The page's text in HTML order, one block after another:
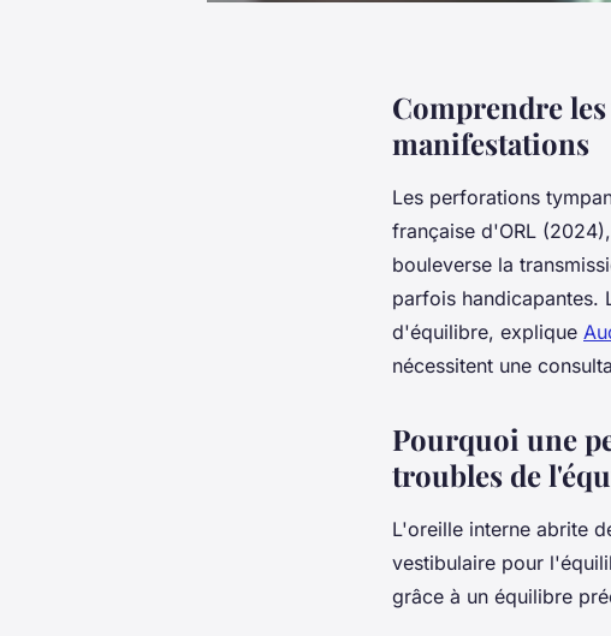
Comprendre
manifestations
Les perforations
française d'ORL
bouleverse la
parfois handicapantes.
d'équilibre, explique
nécessitent une
Pourquoi une
troubles de
L'oreille interne abrite
vestibulaire pour
grâce à un équilibre